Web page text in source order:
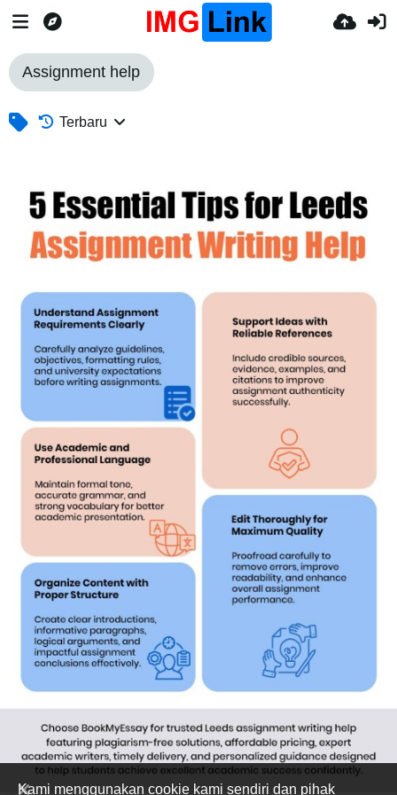
Assignment help
Terbaru
Kami menggunakan cookie kami sendiri dan pihak